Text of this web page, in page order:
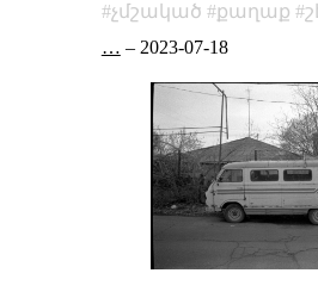
չմշակած
քաղաք
… – 2023-07-18